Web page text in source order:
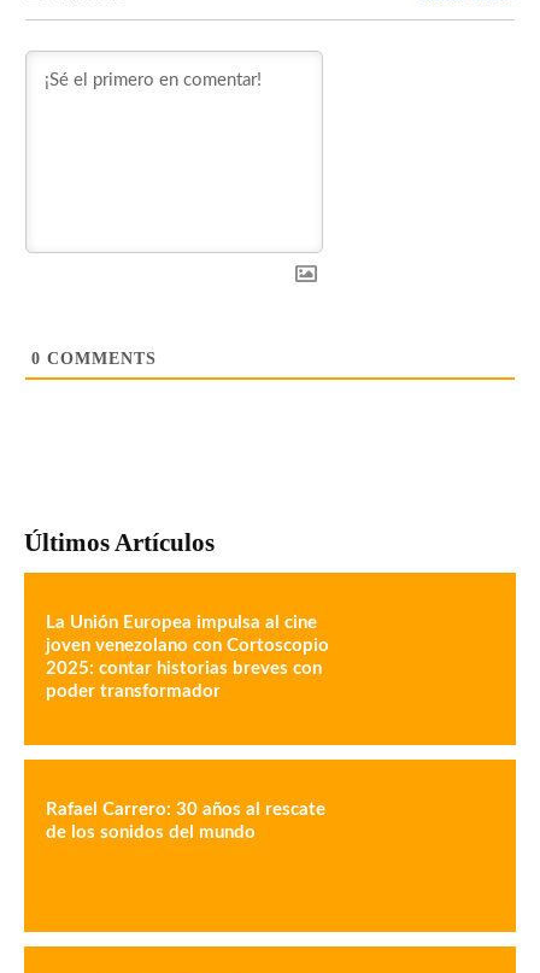
0 COMMENTS
Últimos Artículos
La Unión Europea impulsa al cine
joven venezolano con Cortoscopio
2025: contar historias breves con
poder transformador
Rafael Carrero: 30 años al rescate
de los sonidos del mundo